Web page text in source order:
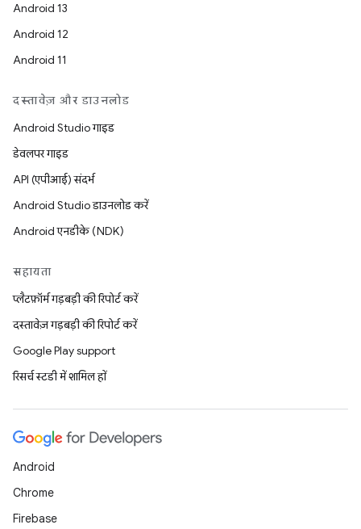
Android 13
Android 12
Android 11
दस्तावेज़ और डाउनलोड
Android Studio गाइड
डेवलपर गाइड
API (एपीआई) संदर्भ
Android Studio डाउनलोड करें
Android एनडीके (NDK)
सहायता
प्लैटफ़ॉर्म गड़बड़ी की रिपोर्ट करें
दस्तावेज़ गड़बड़ी की रिपोर्ट करें
Google Play support
रिसर्च स्टडी में शामिल हों
Android
Chrome
Firebase